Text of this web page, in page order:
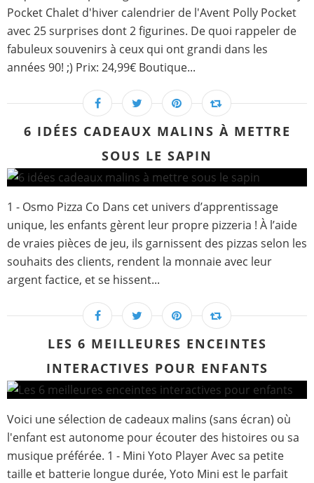
Pocket Chalet d'hiver calendrier de l'Avent Polly Pocket
avec 25 surprises dont 2 figurines. De quoi rappeler de
fabuleux souvenirs à ceux qui ont grandi dans les
années 90! ;) Prix: 24,99€ Boutique...
6 IDÉES CADEAUX MALINS À METTRE
SOUS LE SAPIN
1 - Osmo Pizza Co Dans cet univers d’apprentissage
unique, les enfants gèrent leur propre pizzeria ! À l’aide
de vraies pièces de jeu, ils garnissent des pizzas selon les
souhaits des clients, rendent la monnaie avec leur
argent factice, et se hissent...
LES 6 MEILLEURES ENCEINTES
INTERACTIVES POUR ENFANTS
Voici une sélection de cadeaux malins (sans écran) où
l'enfant est autonome pour écouter des histoires ou sa
musique préférée. 1 - Mini Yoto Player Avec sa petite
taille et batterie longue durée, Yoto Mini est le parfait